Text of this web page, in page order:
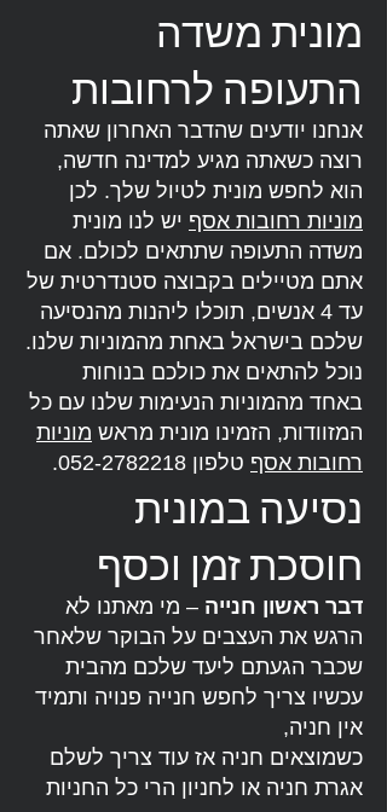
מונית משדה
התעופה לרחובות
אנחנו יודעים שהדבר האחרון שאתה
רוצה כשאתה מגיע למדינה חדשה,
הוא לחפש מונית לטיול שלך. לכן
מוניות רחובות אסף יש לנו מונית
משדה התעופה שתתאים לכולם. אם
אתם מטיילים בקבוצה סטנדרטית של
עד 4 אנשים, תוכלו ליהנות מהנסיעה
שלכם בישראל באחת מהמוניות שלנו.
נוכל להתאים את כולכם בנוחות
באחד מהמוניות הנעימות שלנו עם כל
המזוודות, הזמינו מונית מראש מוניות
רחובות אסף טלפון 052-2782218
.
נסיעה במונית
חוסכת זמן וכסף
דבר ראשון חנייה – מי מאתנו לא
הרגש את העצבים על הבוקר שלאחר
שכבר הגעתם ליעד שלכם מהבית
עכשיו צריך לחפש חנייה פנויה ותמיד
אין חניה,
כשמוצאים חניה אז עוד צריך לשלם
אגרת חניה או לחניון הרי כל החניות